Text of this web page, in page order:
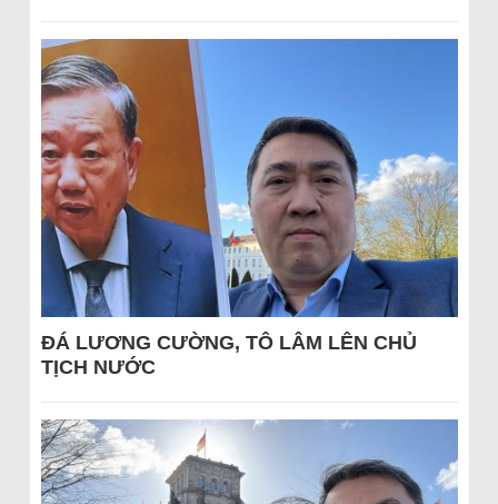
ĐÁ LƯƠNG CƯỜNG, TÔ LÂM LÊN CHỦ
TỊCH NƯỚC